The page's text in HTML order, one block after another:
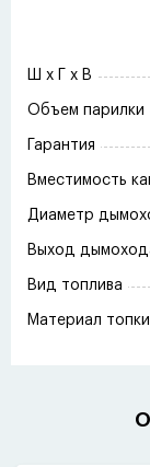
Ш x Г x В
Объем парилки
Гарантия
Вместимость
Диаметр
Выход
Вид топлива
Материал топки